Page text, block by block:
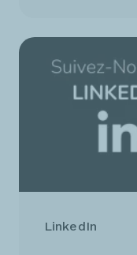
LinkedIn